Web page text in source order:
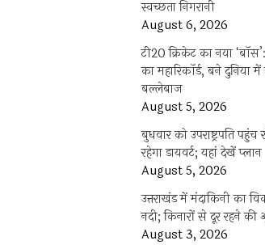
स्वच्छता निगरानी
August 6, 2026
टी20 क्रिकेट का नया
का महारिकॉर्ड, बने दुनिया
बल्लेबाज
August 5, 2026
बुधवार को उपराष्ट्रपति
रहेगा डायवर्ट; यहां देखें प्‍लान
August 5, 2026
उत्तराखंड में मंदाकिनी का
नदी; किनारों से दूर रहने
August 3, 2026